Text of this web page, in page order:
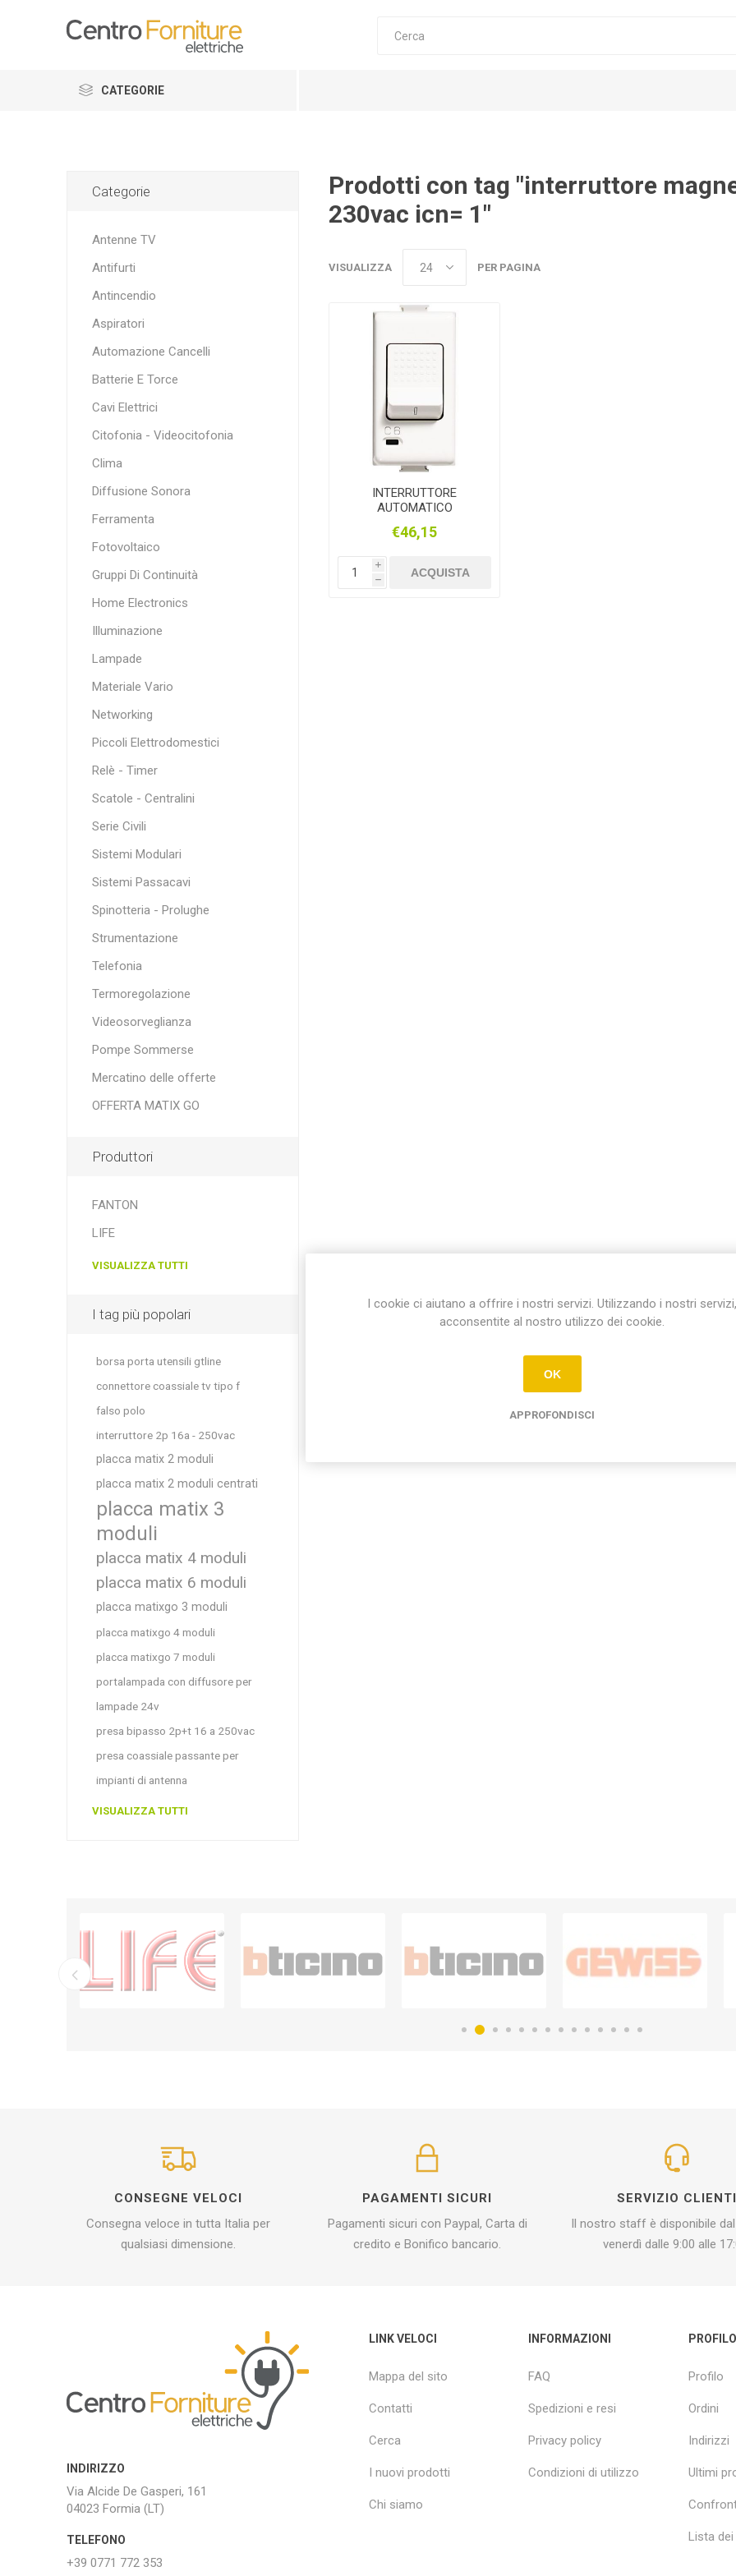
CATEGORIE
Prodotti con tag "interruttore
230vac icn= 1"
VISUALIZZA PER PAGINA
INTERRUTTORE
AUTOMATICO
1P+N 16A BTICINO
€46,15
i
h
ACQUISTA
Categorie
Antenne TV
Antifurti
Antincendio
Aspiratori
Automazione Cancelli
Batterie E Torce
Cavi Elettrici
Citofonia - Videocitofonia
Clima
Diffusione Sonora
Ferramenta
Fotovoltaico
Gruppi Di Continuità
Home Electronics
Illuminazione
Lampade
Materiale Vario
Networking
Piccoli Elettrodomestici
Relè - Timer
Scatole - Centralini
Serie Civili
Sistemi Modulari
Sistemi Passacavi
Spinotteria - Prolughe
Strumentazione
Telefonia
Termoregolazione
Videosorveglianza
Pompe Sommerse
Mercatino delle offerte
OFFERTA MATIX GO
Produttori
FANTON
LIFE
VISUALIZZA TUTTI
I tag più popolari
borsa porta utensili gtline
connettore coassiale tv tipo f
falso polo
interruttore 2p 16a - 250vac
placca matix 2 moduli
placca matix 2 moduli centrati
placca matix 3
moduli
placca matix 4 moduli
placca matix 6 moduli
placca matixgo 3 moduli
placca matixgo 4 moduli
placca matixgo 7 moduli
portalampada con diffusore per
lampade 24v
presa bipasso 2p+t 16 a 250vac
presa coassiale passante per
impianti di antenna
VISUALIZZA TUTTI
CONSEGNE VELOCI
Consegna veloce in tutta Italia per
qualsiasi dimensione.
PAGAMENTI SICURI
Pagamenti sicuri con Paypal, Carta di
credito e Bonifico bancario.
SERVIZIO CLIENTI
Il nostro staff è disponibile
venerdì dalle 9:00 alle
INDIRIZZO
Via Alcide De Gasperi, 161
04023 Formia (LT)
TELEFONO
+39 0771 772 353
LINK VELOCI
Mappa del sito
Contatti
Cerca
I nuovi prodotti
Chi siamo
INFORMAZIONI
FAQ
Spedizioni e resi
Privacy policy
Condizioni di utilizzo
PROFILO
Profilo
Ordini
Indirizzi
Ultimi
Lista
I cookie ci aiutano a offrire i nostri servizi. Utilizzando i nostri servizi,
acconsentite al nostro utilizzo dei cookie.
OK
APPROFONDISCI